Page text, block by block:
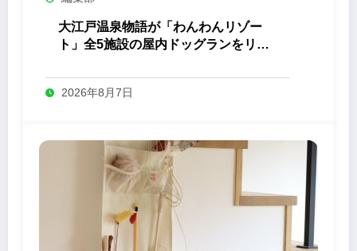
大江戸温泉物語が「わんわんリゾー
ト」全5施設の屋内ドッグランをリニ
2026年8月7日